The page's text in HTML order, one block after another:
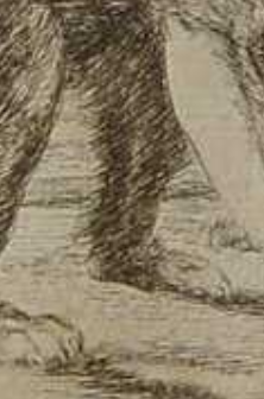
actuava amb rapidesa,
ja es feien una sèrie
un dels quals tenia com
“La pintura (como la
solo personage
esta combinación,
el titulo de inventor y no
crític i historiador
les reaccions dels
que es venia en “la calle
estampas 320 rs”. El